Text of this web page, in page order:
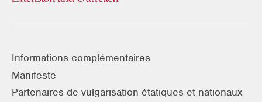
Informations complémentaires
Manifeste
Partenaires de vulgarisation étatiques et nationaux